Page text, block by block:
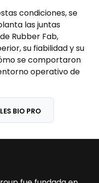
condiciones, se
las juntas
Rubber Fab,
su fiabilidad y su
se comportaron
operativo de
BIO PRO